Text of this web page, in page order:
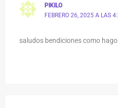
PIKILO
FEBRERO 26, 2025 A LAS
saludos bendiciones como